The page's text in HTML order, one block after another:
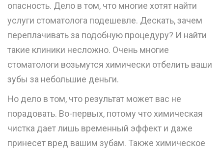
опасность. Дело в том, что многие хотят найти
услуги стоматолога подешевле. Дескать, зачем
переплачивать за подобную процедуру? И найти
такие клиники несложно. Очень многие
стоматологи возьмутся химически отбелить ваши
зубы за небольшие деньги.
Но дело в том, что результат может вас не
порадовать. Во-первых, потому что химическая
чистка дает лишь временный эффект и даже
принесет вред вашим зубам. Также химическое